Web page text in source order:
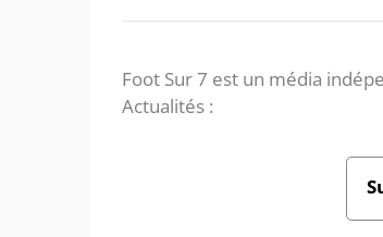
Foot Sur 7 est un média
Actualités :